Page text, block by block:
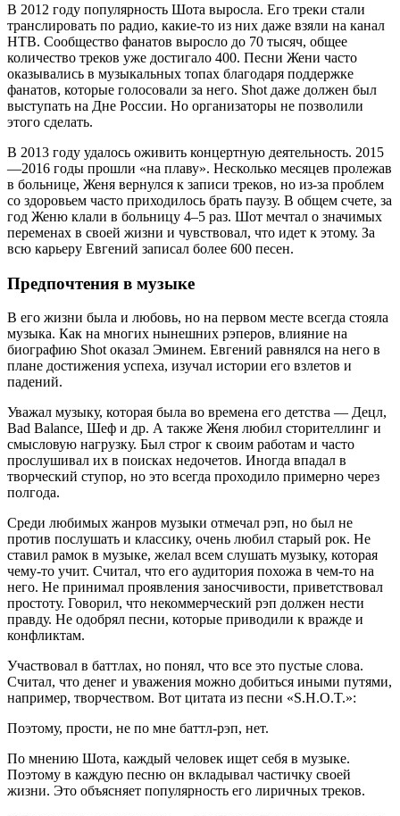
В 2012 году популярность Шота выросла. Его треки стали
транслировать по радио, какие-то из них даже взяли на канал
НТВ. Сообщество фанатов выросло до 70 тысяч, общее
количество треков уже достигало 400. Песни Жени часто
оказывались в музыкальных топах благодаря поддержке
фанатов, которые голосовали за него. Shot даже должен был
выступать на Дне России. Но организаторы не позволили
этого сделать.
В 2013 году удалось оживить концертную деятельность. 2015
—2016 годы прошли «на плаву». Несколько месяцев пролежав
в больнице, Женя вернулся к записи треков, но из-за проблем
со здоровьем часто приходилось брать паузу. В общем счете, за
год Женю клали в больницу 4–5 раз. Шот мечтал о значимых
переменах в своей жизни и чувствовал, что идет к этому. За
всю карьеру Евгений записал более 600 песен.
Предпочтения в музыке
В его жизни была и любовь, но на первом месте всегда стояла
музыка. Как на многих нынешних рэперов, влияние на
биографию Shot оказал Эминем. Евгений равнялся на него в
плане достижения успеха, изучал истории его взлетов и
падений.
Уважал музыку, которая была во времена его детства — Децл,
Bad Balance, Шеф и др. А также Женя любил сторителлинг и
смысловую нагрузку. Был строг к своим работам и часто
прослушивал их в поисках недочетов. Иногда впадал в
творческий ступор, но это всегда проходило примерно через
полгода.
Среди любимых жанров музыки отмечал рэп, но был не
против послушать и классику, очень любил старый рок. Не
ставил рамок в музыке, желал всем слушать музыку, которая
чему-то учит. Считал, что его аудитория похожа в чем-то на
него. Не принимал проявления заносчивости, приветствовал
простоту. Говорил, что некоммерческий рэп должен нести
правду. Не одобрял песни, которые приводили к вражде и
конфликтам.
Участвовал в баттлах, но понял, что все это пустые слова.
Считал, что денег и уважения можно добиться иными путями,
например, творчеством. Вот цитата из песни «S.H.O.T.»:
Поэтому, прости, не по мне баттл-рэп, нет.
По мнению Шота, каждый человек ищет себя в музыке.
Поэтому в каждую песню он вкладывал частичку своей
жизни. Это объясняет популярность его лиричных треков.